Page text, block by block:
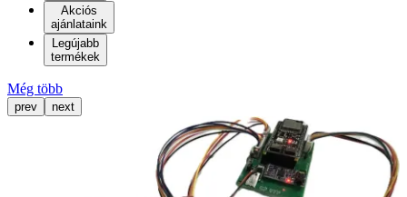
Akciós
ajánlataink
Legújabb
termékek
Még több
prev next